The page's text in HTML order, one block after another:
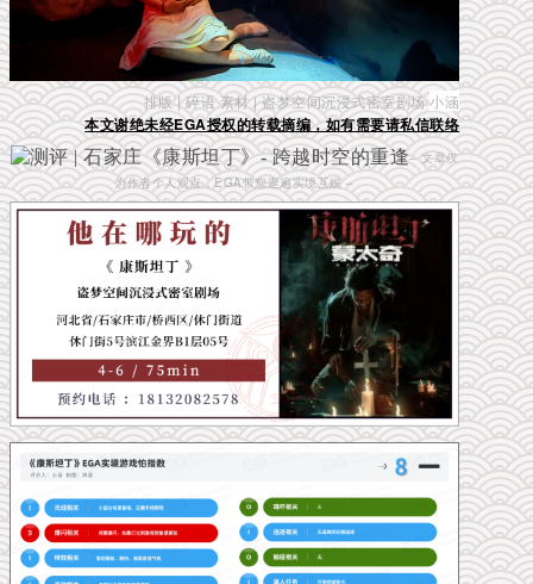
排版 | 碎语 素材 | 盗梦空间沉浸式密室剧场小涵
本文谢绝未经EGA授权的转载摘编，如有需要请私信联络
– 文章仅
为作者个人观点，EGA带您逛遍实境互娱 –